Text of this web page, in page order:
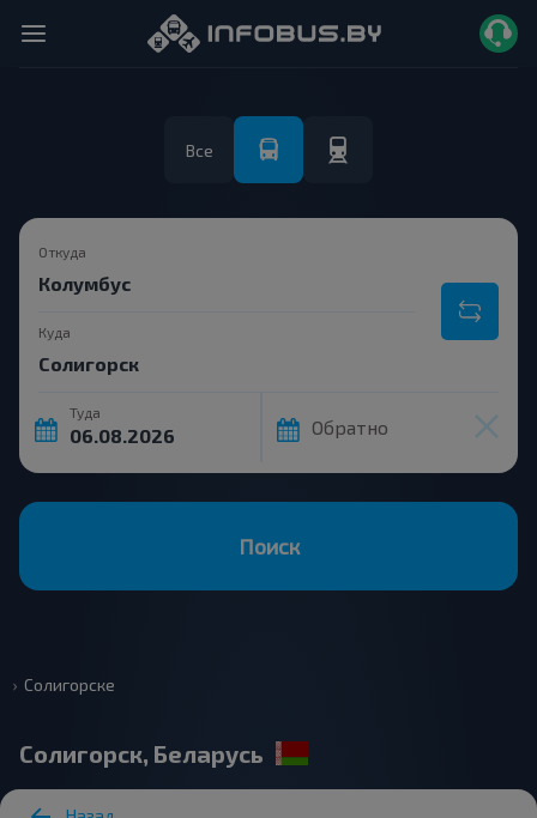
Все
Откуда
Куда
Туда
Обратно
Поиск
Солигорске
Солигорск, Беларусь